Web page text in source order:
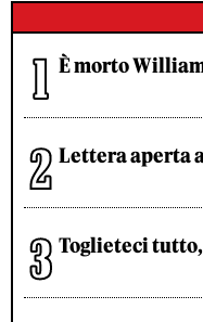
È morto
Lettera aperta
Toglieteci